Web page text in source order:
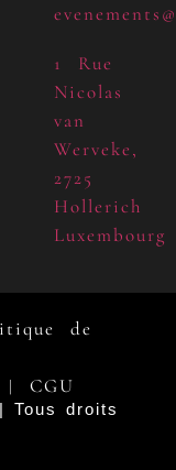
1 Rue
Nicolas
van
Werveke,
2725
Hollerich
Luxembourg
de
| CGU
Tous droits